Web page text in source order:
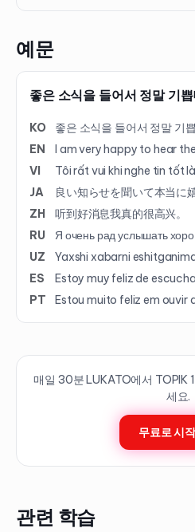
예문
좋은 소식을 들어서 정말 기
KO
좋은 소식을 들어서 정말 기
EN
I am very happy to hear
VI
Tôi rất vui khi nghe tin tốt
JA
良い知らせを聞いて本当に
ZH
听到好消息我真的很高兴。
RU
Я очень рад услышать
UZ
Yaxshi xabarni
ES
Estoy muy feliz de
PT
Estou muito feliz em ouvir
매일 30분 LUKATO에서 TOPIK 1
세요.
무료로 시
관련 학습